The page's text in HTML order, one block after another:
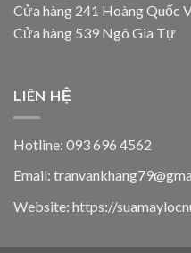
Cửa hàng 241 Hoàng Quốc
Cửa hàng 539 Ngô Gia Tự
LIÊN HỆ
Hotline: 093 696 4562
Email:
Website: https://